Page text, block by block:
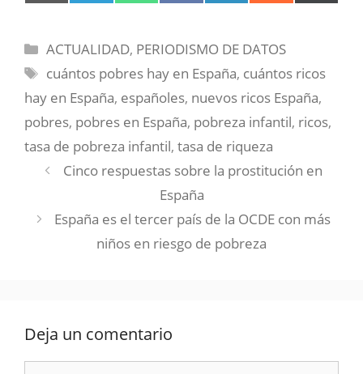
en en en en en en en
Categorías
ACTUALIDAD, PERIODISMO DE DATOS
Etiquetas
cuántos pobres hay en España, cuántos ricos
hay en España, españoles, nuevos ricos España,
pobres, pobres en España, pobreza infantil, ricos,
tasa de pobreza infantil, tasa de riqueza
Cinco respuestas sobre la prostitución en
España
España es el tercer país de la OCDE con más
niños en riesgo de pobreza
Deja un comentario